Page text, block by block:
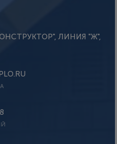
ЛИНИЯ "Ж",